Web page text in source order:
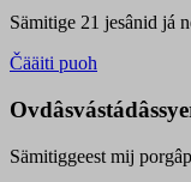
Sämitige 21 jesânid já
Čääiti puoh
Sämitiggeest mij